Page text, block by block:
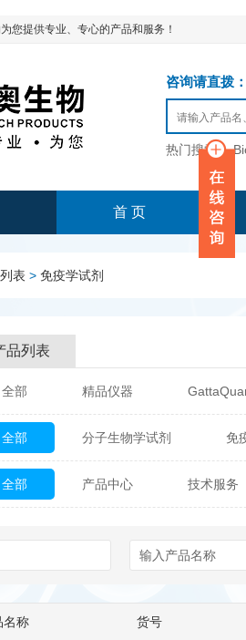
您提供专业、专心的产品和服务！
咨询请直拨
热门搜索：
首 页
表 > 免疫学试剂
品列表
全部 精品仪器
Glycon Biochem Sterlitech
Echelon Biosciences Verichem
Biotez Berlin Diametra
全部 分子生物学试剂 免
化学及生物化学试剂 材料学试剂
全部 产品中心 技术服务
名称 货号